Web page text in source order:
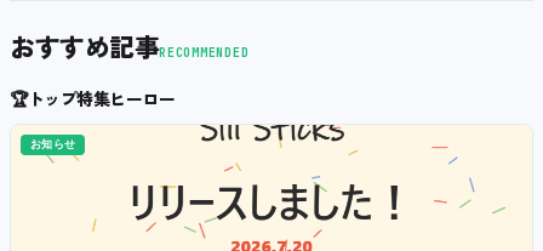
おすすめ記事RECOMMENDED
🏆トップ特集ヒーロー
お知らせ